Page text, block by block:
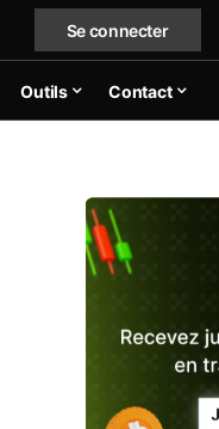
Se connecter
Outils Contact